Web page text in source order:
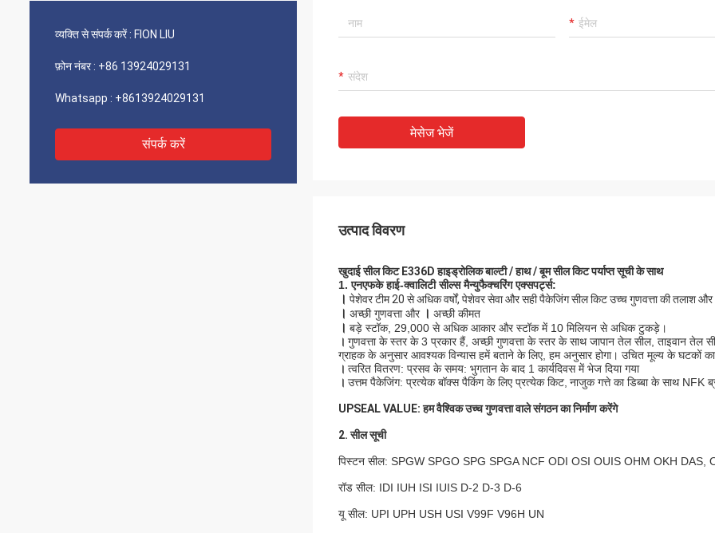
व्यक्ति से संपर्क करें : FION LIU
फ़ोन नंबर : +86 13924029131
Whatsapp : +8613924029131
संपर्क करें
मेसेज भेजें
उत्पाद विवरण
खुदाई सील किट E336Dहाइड्रोलिक बाल्टी / हाथ / बूम सील किट पर्याप्त सूची के साथ
1. एनएफके हाई-क्वालिटी सील्स मैन्युफैक्चरिंग एक्सपर्ट्स:
। पेशेवर टीम 20 से अधिक वर्षों, पेशेवर सेवा और सही पैकेजिंग सील किट उच्च गुणवत्ता की तलाश
। अच्छी गुणवत्ता और । अच्छी कीमत
। बड़े स्टॉक, 29,000 से अधिक आकार और स्टॉक में 10 मिलियन से अधिक टुकड़े।
। गुणवत्ता के स्तर के 3 प्रकार हैं, अच्छी गुणवत्ता के स्तर के साथ जापान तेल सील, ताइवान तेल
ग्राहक के अनुसार आवश्यक विन्यास हमें बताने के लिए, हम अनुसार होगा। उचित मूल्य के घटकों
। त्वरित वितरण: प्रसव के समय: भुगतान के बाद 1 कार्यदिवस में भेज दिया गया
। उत्तम पैकेजिंग: प्रत्येक बॉक्स पैकिंग के लिए प्रत्येक किट, नाजुक गत्ते का डिब्बा के साथ NFK
UPSEAL VALUE: हम वैश्विक उच्च गुणवत्ता वाले संगठन का निर्माण करेंगे
2. सील सूची
पिस्टन सील: SPGW SPGO SPG SPGA NCF ODI OSI OUIS OHM OKH DAS,
रॉड सील: IDI IUH ISI IUIS D-2 D-3 D-6
यू सील: UPI UPH USH USI V99F V96H UN